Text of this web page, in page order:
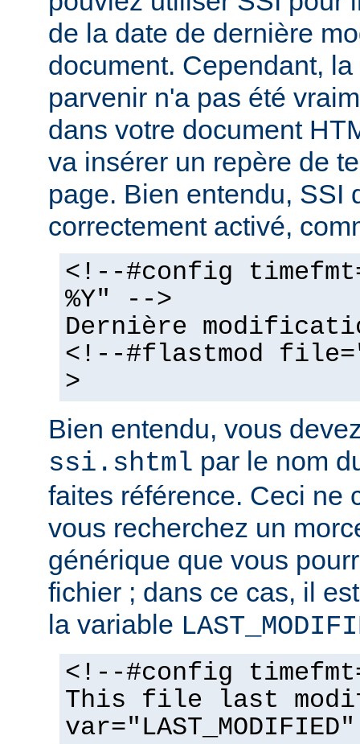
de la date de dernière
document. Cependant,
parvenir n'a pas été
dans votre document
va insérer un repère de
page. Bien entendu, SSI
correctement activé,
<!--#config
%Y" -->
Dernière
<!--#flastmod
>
Bien entendu, vous
ssi.shtml par le nom
faites référence. Ceci ne
vous recherchez un
générique que vous
fichier ; dans ce cas, il
la variable
<!--#config
This file last